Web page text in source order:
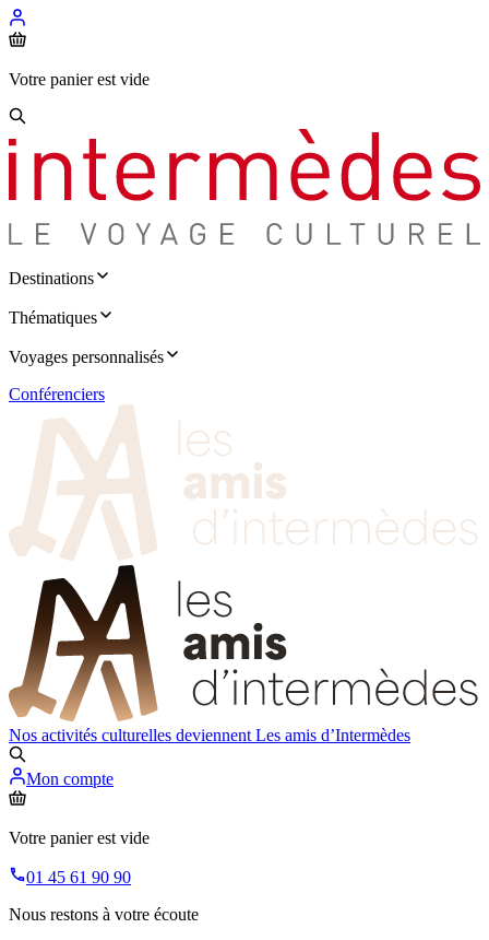
Votre panier est vide
Destinations
Thématiques
Voyages personnalisés
Conférenciers
Nos activités culturelles deviennent Les amis d’Intermèdes
Mon compte
Votre panier est vide
01 45 61 90 90
Nous restons à votre écoute